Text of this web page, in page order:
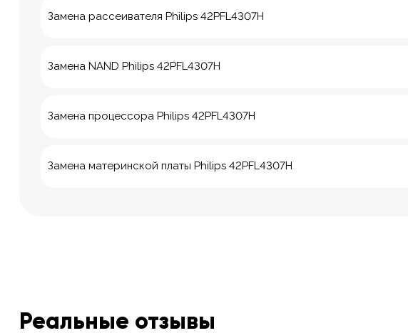
Замена рассеивателя Philips 42PFL4307H
Замена NAND Philips 42PFL4307H
Замена процессора Philips 42PFL4307H
Замена материнской платы Philips 42PFL4307H
Реальные отзывы